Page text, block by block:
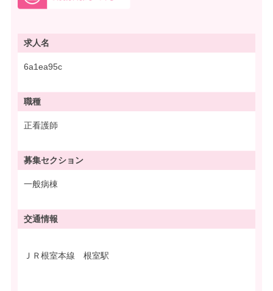
求人名
6a1ea95c
職種
正看護師
募集セクション
一般病棟
交通情報
ＪＲ根室本線 根室駅